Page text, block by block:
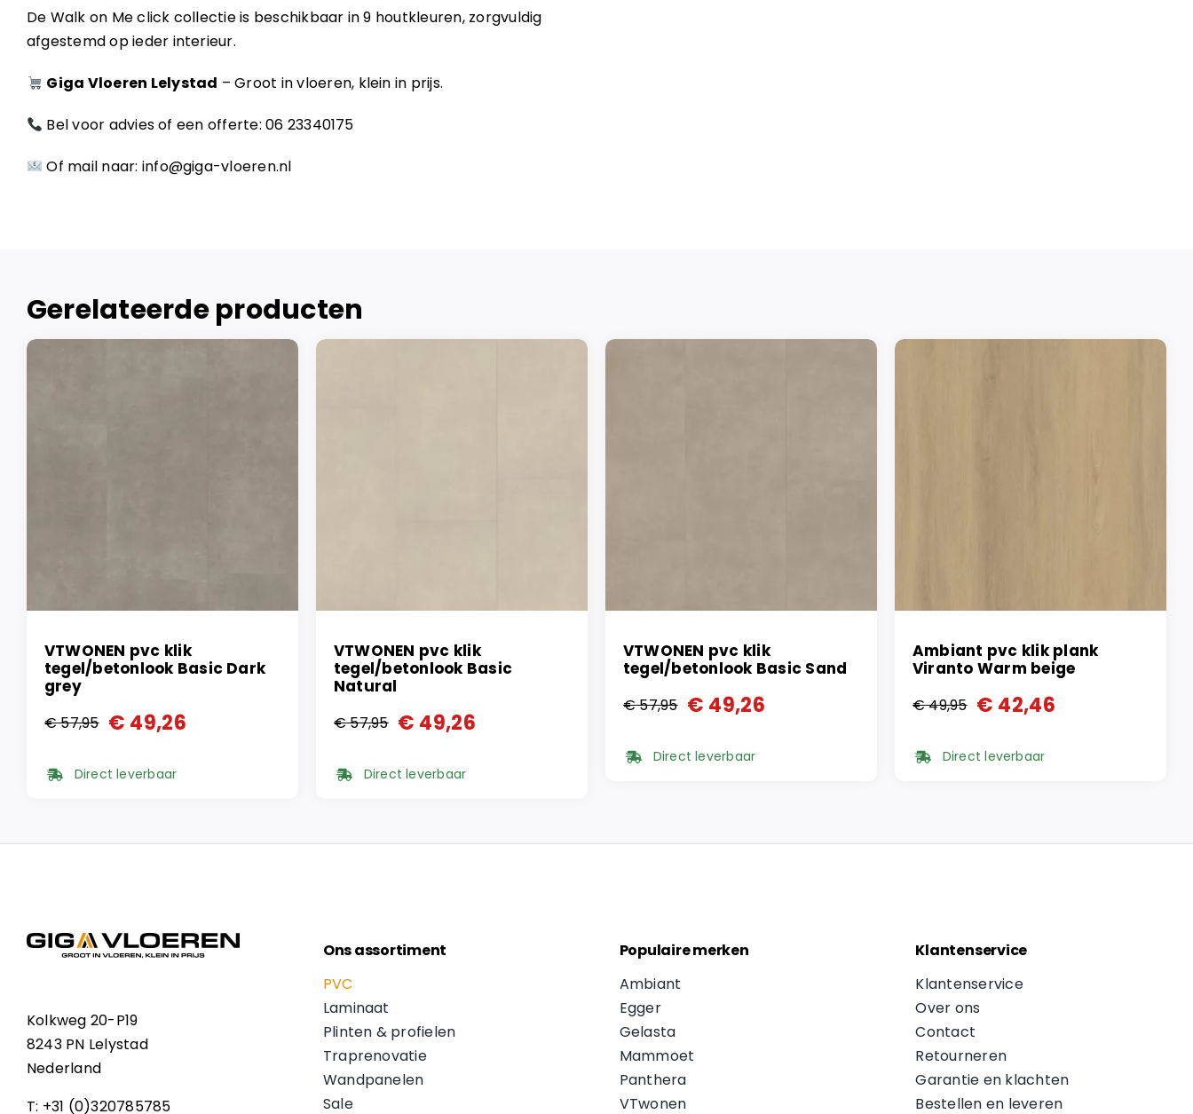
De Walk on Me click collectie is beschikbaar in 9 houtkleuren, zorgvuldig
afgestemd op ieder interieur.
Giga Vloeren Lelystad – Groot in vloeren, klein in prijs.
Bel voor advies of een offerte:06 23340175
Of mail naar: info@giga-vloeren.nl
Gerelateerde producten
VTWONEN pvc klik
tegel/betonlook Basic Dark
grey
€57,95
Oorspronkelijke
prijs
€ 49,26
Huidige
prijsDirect leverbaar
VTWONEN pvc klik
tegel/betonlook Basic
Natural
€57,95
Oorspronkelijke
prijs
€ 49,26
Huidige
prijsDirect leverbaar
VTWONEN pvc klik
tegel/betonlook Basic Sand
€57,95
Oorspronkelijke
prijs
€ 49,26
Huidige
prijsDirect leverbaar
Ambiant pvc klik plank
Viranto Warm beige
€49,95
Oorspronkelijke
prijs
€ 42,46
Huidige
prijsDirect leverbaar
Kolkweg 20-P19
8243 PN Lelystad
Nederland
T: +31 (0)320785785
Ons assortiment
PVC
Laminaat
Plinten & profielen
Traprenovatie
Wandpanelen
Sale
Populaire merken
Ambiant
Egger
Gelasta
Mammoet
Panthera
VTwonen
Klantenservice
Klantenservice
Over ons
Contact
Retourneren
Garantie en klachten
Bestellen en leveren